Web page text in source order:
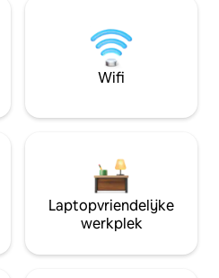
Wifi
Laptopvriendelijke
werkplek